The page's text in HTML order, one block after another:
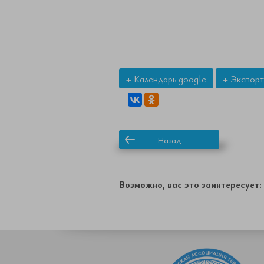
+ Календарь google
+
Назад
Возможно, вас это заинтересует: